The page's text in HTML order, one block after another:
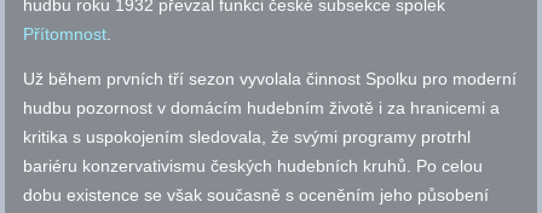
hudbu roku 1932 převzal funkci české subsekce spolek
Přítomnost.
Už během prvních tří sezon vyvolala činnost Spolku pro moderní
hudbu pozornost v domácím hudebním životě i za hranicemi a
kritika s uspokojením sledovala, že svými programy protrhl
bariéru konzervativismu českých hudebních kruhů. Po celou
dobu existence se však současně s oceněním jeho působení